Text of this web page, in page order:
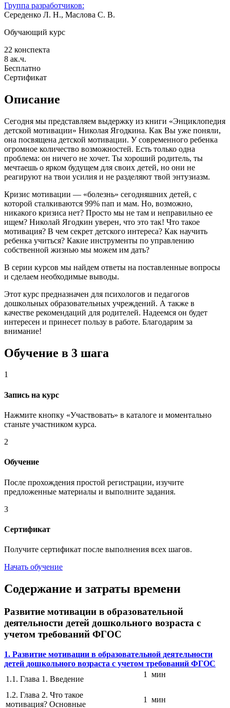
Группа разработчиков:
Середенко Л. Н., Маслова С. В.
Обучающий курс
22 конспекта
8 ак.ч.
Бесплатно
Сертификат
Описание
Сегодня мы представляем выдержку из книги «Энциклопедия
детской мотивации» Николая Ягодкина. Как Вы уже поняли,
она посвящена детской мотивации. У современного ребенка
огромное количество возможностей. Есть только одна
проблема: он ничего не хочет. Ты хороший родитель, ты
мечтаешь о ярком будущем для своих детей, но они не
реагируют на твои усилия и не разделяют твой энтузиазм.
Кризис мотивации — «болезнь» сегодняшних детей, с
которой сталкиваются 99% пап и мам. Но, возможно,
никакого кризиса нет? Просто мы не там и неправильно ее
ищем? Николай Ягодкин уверен, что это так! Что такое
мотивация? В чем секрет детского интереса? Как научить
ребенка учиться? Какие инструменты по управлению
собственной жизнью мы можем им дать?
В серии курсов мы найдем ответы на поставленные вопросы
и сделаем необходимые выводы.
Этот курс предназначен для психологов и педагогов
дошкольных образовательных учреждений. А также в
качестве рекомендаций для родителей. Надеемся он будет
интересен и принесет пользу в работе. Благодарим за
внимание!
Обучение в 3 шага
1
Запись на курс
Нажмите кнопку «Участвовать» в каталоге и моментально
станьте участником курса.
2
Обучение
После прохождения простой регистрации, изучите
предложенные материалы и выполните задания.
3
Сертификат
Получите сертификат после выполнения всех шагов.
Начать обучение
Содержание и затраты времени
Развитие мотивации в образовательной
деятельности детей дошкольного возраста с
учетом требований ФГОС
1. Развитие мотивации в образовательной деятельности
детей дошкольного возраста с учетом требований ФГОС
1.1. Глава 1. Введение
1 мин
1.2. Глава 2. Что такое
мотивация? Основные
1 мин